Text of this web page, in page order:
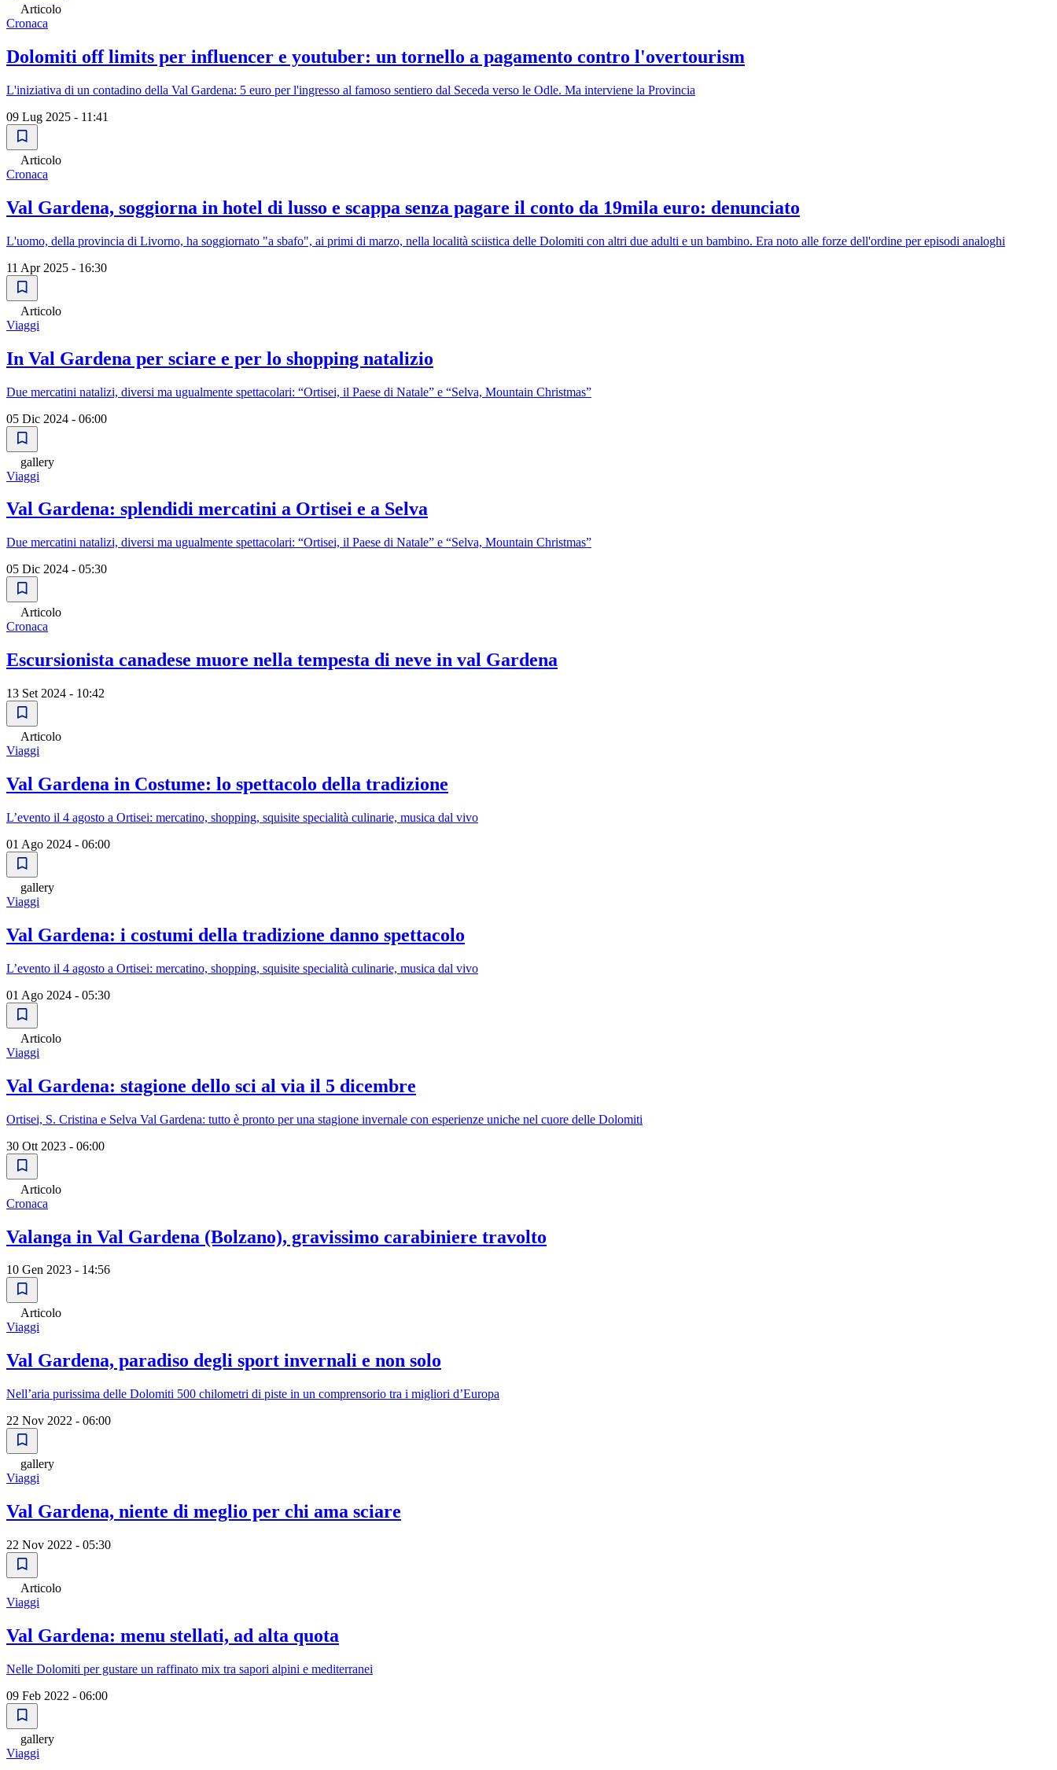
Articolo
Cronaca
Dolomiti off limits per influencer e youtuber: un tornello a pagamento contro l'overtourism
L'iniziativa di un contadino della Val Gardena: 5 euro per l'ingresso al famoso sentiero dal Seceda verso le Odle. Ma interviene la Provincia
09 Lug 2025 - 11:41
Articolo
Cronaca
Val Gardena, soggiorna in hotel di lusso e scappa senza pagare il conto da 19mila euro: denunciato
L'uomo, della provincia di Livorno, ha soggiornato "a sbafo", ai primi di marzo, nella località sciistica delle Dolomiti con altri due adulti e un bambino. Era noto alle forze dell'ordine per episodi analoghi
11 Apr 2025 - 16:30
Articolo
Viaggi
In Val Gardena per sciare e per lo shopping natalizio
Due mercatini natalizi, diversi ma ugualmente spettacolari: “Ortisei, il Paese di Natale” e “Selva, Mountain Christmas”
05 Dic 2024 - 06:00
gallery
Viaggi
Val Gardena: splendidi mercatini a Ortisei e a Selva
Due mercatini natalizi, diversi ma ugualmente spettacolari: “Ortisei, il Paese di Natale” e “Selva, Mountain Christmas”
05 Dic 2024 - 05:30
Articolo
Cronaca
Escursionista canadese muore nella tempesta di neve in val Gardena
13 Set 2024 - 10:42
Articolo
Viaggi
Val Gardena in Costume: lo spettacolo della tradizione
L’evento il 4 agosto a Ortisei: mercatino, shopping, squisite specialità culinarie, musica dal vivo
01 Ago 2024 - 06:00
gallery
Viaggi
Val Gardena: i costumi della tradizione danno spettacolo
L’evento il 4 agosto a Ortisei: mercatino, shopping, squisite specialità culinarie, musica dal vivo
01 Ago 2024 - 05:30
Articolo
Viaggi
Val Gardena: stagione dello sci al via il 5 dicembre
Ortisei, S. Cristina e Selva Val Gardena: tutto è pronto per una stagione invernale con esperienze uniche nel cuore delle Dolomiti
30 Ott 2023 - 06:00
Articolo
Cronaca
Valanga in Val Gardena (Bolzano), gravissimo carabiniere travolto
10 Gen 2023 - 14:56
Articolo
Viaggi
Val Gardena, paradiso degli sport invernali e non solo
Nell’aria purissima delle Dolomiti 500 chilometri di piste in un comprensorio tra i migliori d’Europa
22 Nov 2022 - 06:00
gallery
Viaggi
Val Gardena, niente di meglio per chi ama sciare
22 Nov 2022 - 05:30
Articolo
Viaggi
Val Gardena: menu stellati, ad alta quota
Nelle Dolomiti per gustare un raffinato mix tra sapori alpini e mediterranei
09 Feb 2022 - 06:00
gallery
Viaggi